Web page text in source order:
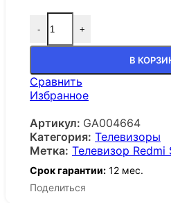
- +
В
Сравнить
Избранное
Артикул: GA004664
Категория: Телевизоры
Метка: Телевизор Redmi
Срок гарантии: 12 мес.
Поделиться